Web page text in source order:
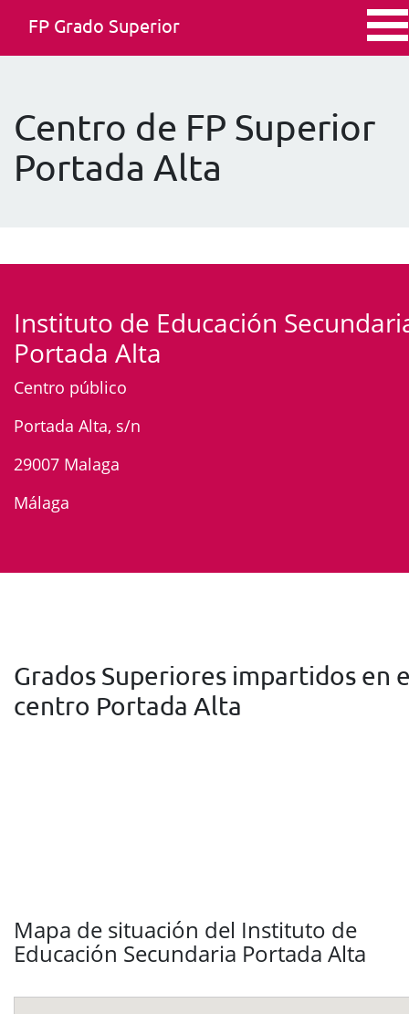
FP Grado Superior
Centro de FP Superior
Portada Alta
Instituto de Educación
Portada Alta
Centro público
Portada Alta, s/n
29007 Malaga
Málaga
Grados Superiores impartidos en
centro Portada Alta
Mapa de situación del Instituto de
Educación Secundaria Portada Alta